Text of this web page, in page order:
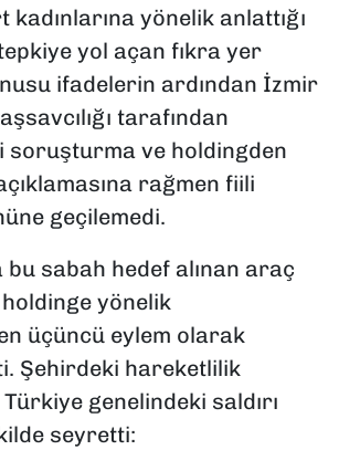
kadınlarına yönelik anlattığı
yol açan fıkra yer
ifadelerin ardından İzmir
tarafından
soruşturma ve holdingden
rağmen fiili
geçilemedi.
sabah hedef alınan araç
yönelik
üçüncü eylem olarak
Şehirdeki hareketlilik
genelindeki saldırı
seyretti: